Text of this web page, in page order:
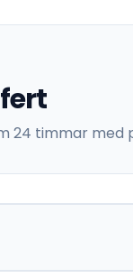
24 timmar med